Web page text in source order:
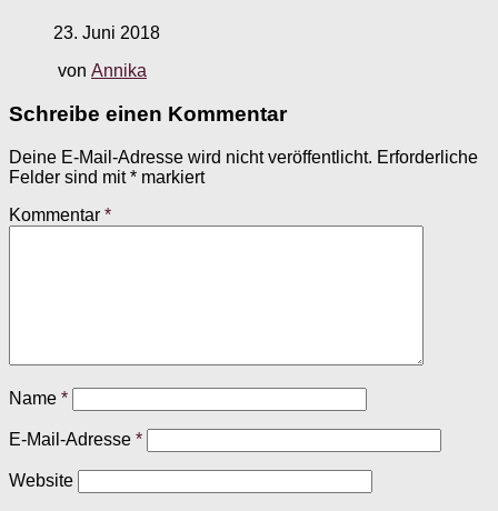
23. Juni 2018
von Annika
Schreibe einen Kommentar
Deine E-Mail-Adresse wird nicht veröffentlicht. Erforderliche
Felder sind mit* markiert
Kommentar *
Name *
E-Mail-Adresse *
Website